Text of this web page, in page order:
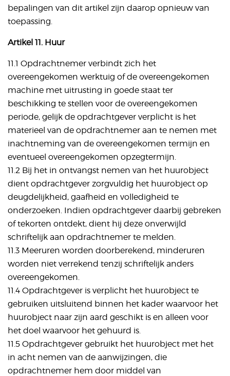
bepalingen van dit artikel zijn daarop opnieuw van
toepassing.
Artikel 11. Huur
11.1 Opdrachtnemer verbindt zich het
overeengekomen werktuig of de overeengekomen
machine met uitrusting in goede staat ter
beschikking te stellen voor de overeengekomen
periode, gelijk de opdrachtgever verplicht is het
materieel van de opdrachtnemer aan te nemen met
inachtneming van de overeengekomen termijn en
eventueel overeengekomen opzegtermijn.
11.2 Bij het in ontvangst nemen van het huurobject
dient opdrachtgever zorgvuldig het huurobject op
deugdelijkheid, gaafheid en volledigheid te
onderzoeken. Indien opdrachtgever daarbij gebreken
of tekorten ontdekt, dient hij deze onverwijld
schriftelijk aan opdrachtnemer te melden.
11.3 Meeruren worden doorberekend, minderuren
worden niet verrekend tenzij schriftelijk anders
overeengekomen.
11.4 Opdrachtgever is verplicht het huurobject te
gebruiken uitsluitend binnen het kader waarvoor het
huurobject naar zijn aard geschikt is en alleen voor
het doel waarvoor het gehuurd is.
11.5 Opdrachtgever gebruikt het huurobject met het
in acht nemen van de aanwijzingen, die
opdrachtnemer hem door middel van